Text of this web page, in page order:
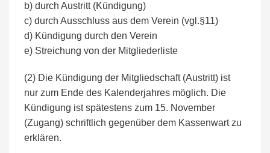
b) durch Austritt (Kündigung)
c) durch Ausschluss aus dem Verein (vgl.§11)
d) Kündigung durch den Verein
e) Streichung von der Mitgliederliste
(2) Die Kündigung der Mitgliedschaft (Austritt) ist
nur zum Ende des Kalenderjahres möglich. Die
Kündigung ist spätestens zum 15. November
(Zugang) schriftlich gegenüber dem Kassenwart zu
erklären.